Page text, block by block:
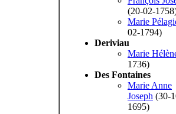
(20-02-
Marie
02-1794)
Deriviau
Marie
1736)
Des Fontaines
Marie Anne
Joseph (30-
1695)